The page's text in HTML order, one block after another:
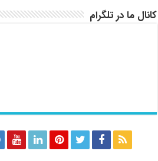
کانال ما در تلگرام